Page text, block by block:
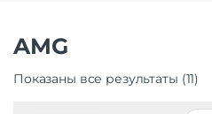
AMG
Показаны все результаты (11)